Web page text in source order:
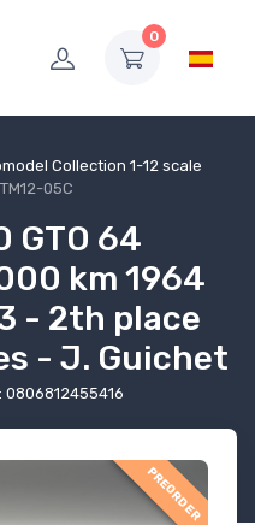
0
Collection 1-12 scale
TM12-05C
GTO 64
km 1964
- 2th place
- J. Guichet
0806812455416
PREORDER